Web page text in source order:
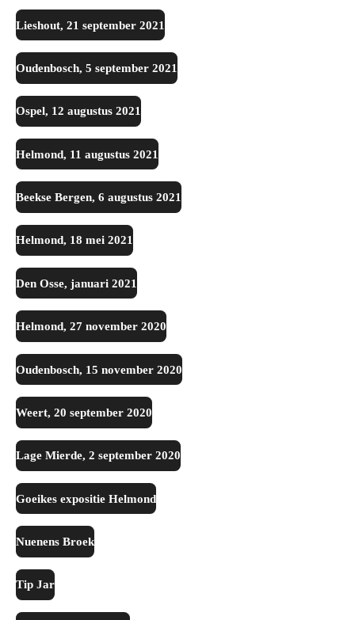
Lieshout, 21 september 2021
Oudenbosch, 5 september 2021
Ospel, 12 augustus 2021
Helmond, 11 augustus 2021
Beekse Bergen, 6 augustus 2021
Helmond, 18 mei 2021
Den Osse, januari 2021
Helmond, 27 november 2020
Oudenbosch, 15 november 2020
Weert, 20 september 2020
Lage Mierde, 2 september 2020
Goeikes expositie Helmond
Nuenens Broek
Tip Jar